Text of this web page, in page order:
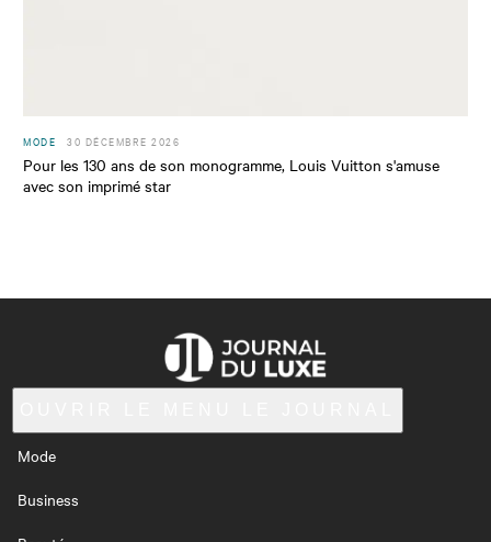
MODE 30 DÉCEMBRE 2026
Pour les 130 ans de son monogramme, Louis Vuitton s'amuse
avec son imprimé star
Mode
Business